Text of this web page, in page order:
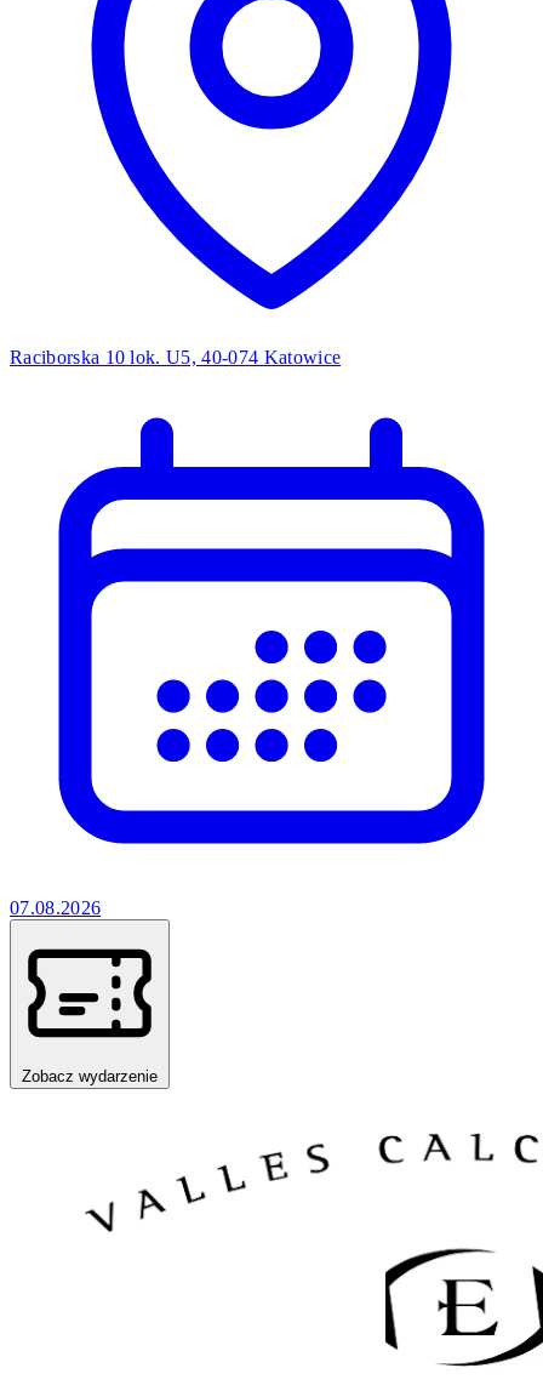
Raciborska 10 lok. U5, 40-074 Katowice
07.08.2026
Zobacz wydarzenie